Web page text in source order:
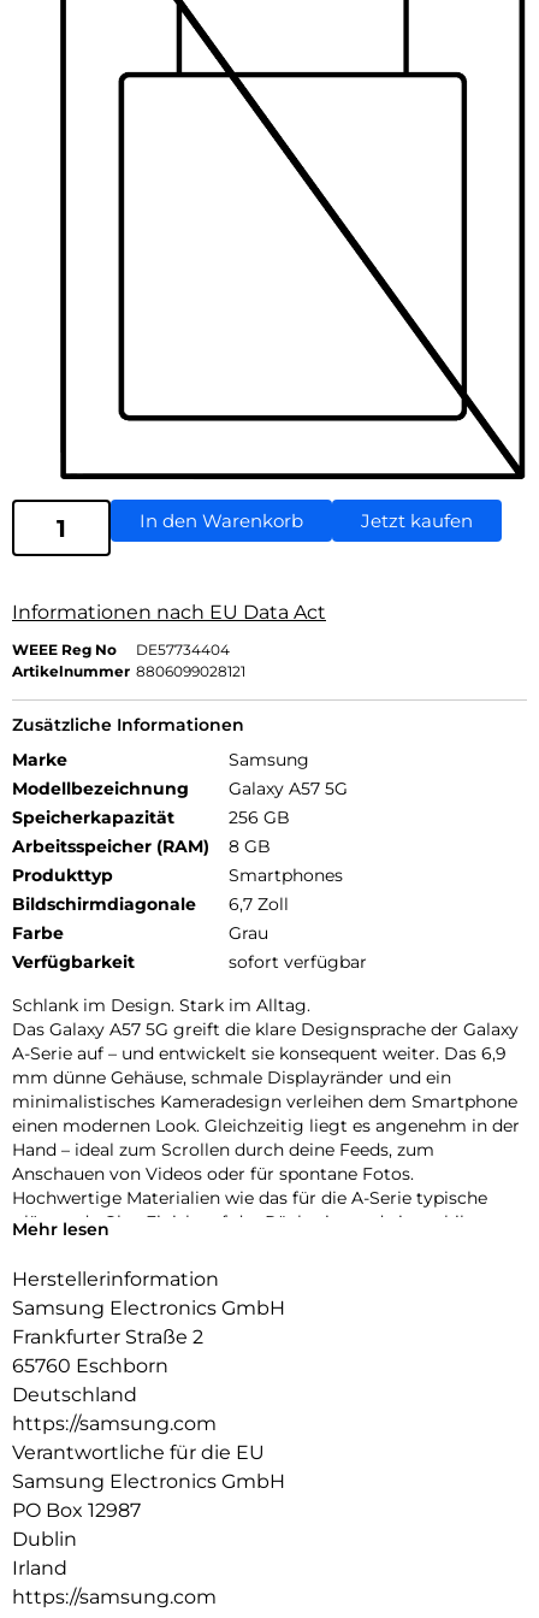
In den Warenkorb Jetzt kaufen
Informationen nach EU Data Act
WEEE Reg No
DE57734404
Artikelnummer 8806099028121
Zusätzliche Informationen
Marke
Samsung
Modellbezeichnung
Galaxy A57 5G
Speicherkapazität
256 GB
Arbeitsspeicher (RAM)
8 GB
Produkttyp
Smartphones
Bildschirmdiagonale
6,7 Zoll
Farbe
Grau
Verfügbarkeit
sofort verfügbar
Schlank im Design. Stark im Alltag.
Das Galaxy A57 5G greift die klare Designsprache der Galaxy
A-Serie auf – und entwickelt sie konsequent weiter. Das 6,9
mm dünne Gehäuse, schmale Displayränder und ein
minimalistisches Kameradesign verleihen dem Smartphone
einen modernen Look. Gleichzeitig liegt es angenehm in der
Hand – ideal zum Scrollen durch deine Feeds, zum
Anschauen von Videos oder für spontane Fotos.
Hochwertige Materialien wie das für die A-Serie typische
glänzende Glas-Finish auf der Rückseite und ein stabiler
sorgen für die nötige Robustheit im Alltag.
Fließend zoomen
Ruckelfreies Zoomen funktioniert jetzt auch mit der Galaxy
A-Serie: Dank der intuitiven Zoomsteuerung des Galaxy A57
5G kannst du fließend in deine Szenen hineinzoomen. Die
Kamera ermöglicht sanfte Übergänge zwischen den
Zoomstufen, sodass deine Videos stabil und natürlich wirken.
So findest du schnell den passenden Bildausschnitt – von
dynamischer Action hin zu detailreichen Close-ups.
Auf der Überholspur
Mit Wi-Fi 6E verlässt dein Galaxy A57 5G überfüllte
Datenautobahnen und nutzt das moderne 6-GHz-Band, das
weniger ausgelastet ist als andere Frequenzen. Dadurch
Mehr lesen
Herstellerinformation
Samsung Electronics GmbH
Frankfurter Straße 2
65760 Eschborn
Deutschland
https://samsung.com
Verantwortliche für die EU
Samsung Electronics GmbH
PO Box 12987
Dublin
Irland
https://samsung.com